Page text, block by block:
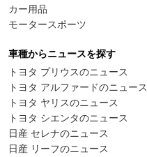
カー用品
モータースポーツ
車種からニュースを探す
トヨタ プリウスのニュース
トヨタ アルファードのニュース
トヨタ ヤリスのニュース
トヨタ シエンタのニュース
日産 セレナのニュース
日産 リーフのニュース